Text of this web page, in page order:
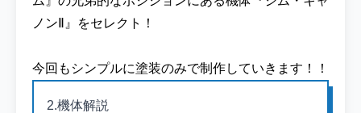
ノンⅡ』をセレクト！
今回もシンプルに塗装のみで制作していきます！！
2.機体解説